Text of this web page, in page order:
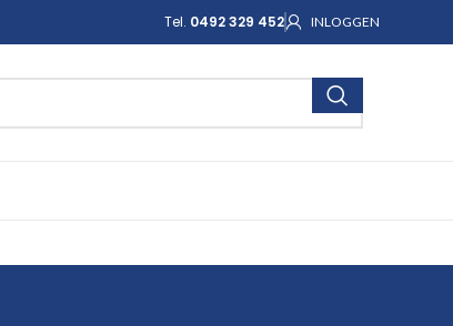
Tel. 0492 329 452 INLOGGEN